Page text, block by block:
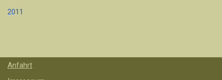
2011
Anfahrt